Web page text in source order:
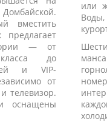
вместить
— от
до
и VIP-
от
телевизор.
оснащены
или